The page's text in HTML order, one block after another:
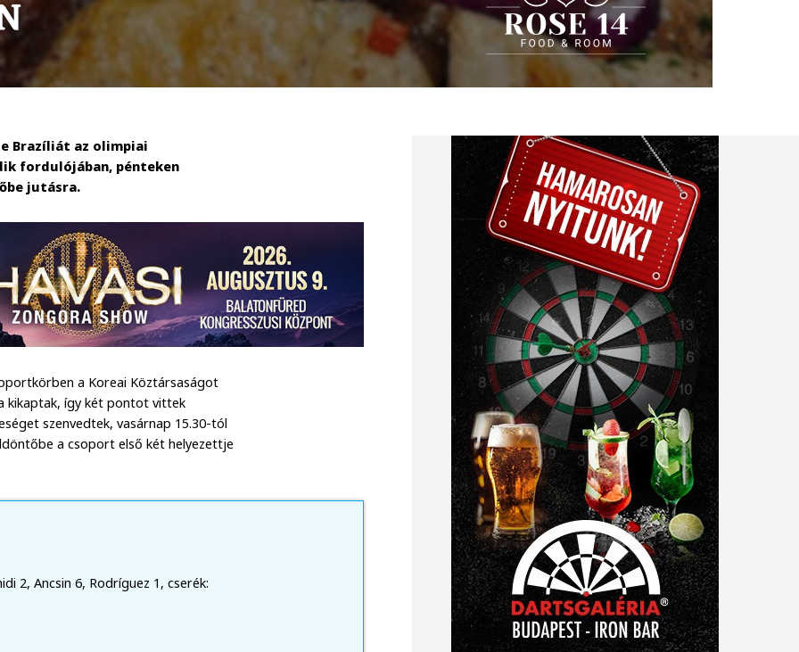
Brazíliát az olimpiai
fordulójában, pénteken
jutásra.
a Koreai Köztársaságot
kikaptak, így két pontot vittek
szenvedtek, vasárnap 15.30-tól
a csoport első két helyezettje
2, Ancsin 6, Rodríguez 1, cserék: